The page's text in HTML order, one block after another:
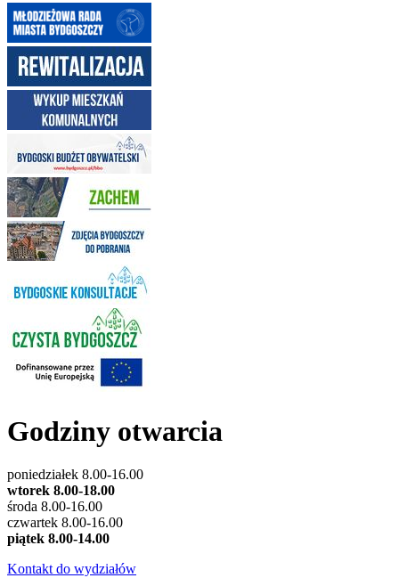
Godziny otwarcia
poniedziałek 8.00-16.00
wtorek 8.00-18.00
środa 8.00-16.00
czwartek 8.00-16.00
piątek 8.00-14.00
Kontakt do wydziałów